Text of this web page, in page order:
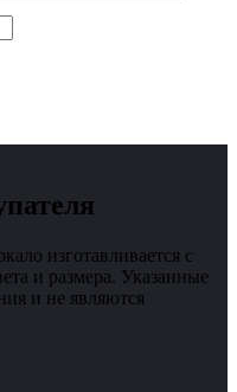
изготавливается с
и размера. Указанные
и не являются